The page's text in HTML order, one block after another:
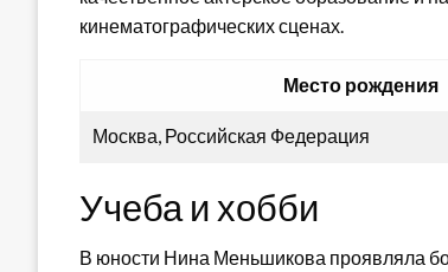
кинематографических сценах.
Место рождения
Москва, Российская Федерация
Учеба и хобби
В юности Нина Меньшикова проявляла